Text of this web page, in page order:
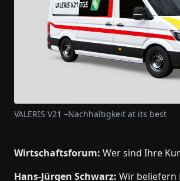
VALERIS V21 –Nachhaltigkeit at its best
Wirtschaftsforum: Wer sind Ihre
Hans-Jürgen Schwarz: Wir beliefern